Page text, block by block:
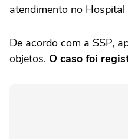
atendimento no Hospital
De acordo com a SSP,
objetos. O caso foi